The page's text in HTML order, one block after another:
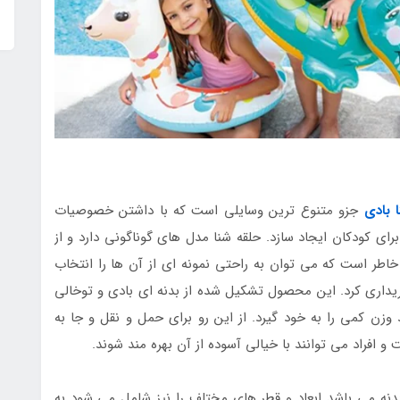
بادی جزو متنوع ترین وسایلی است که با داشتن خصوصیات
کودکان ایجاد سازد. حلقه شنا مدل های گوناگونی دارد و از
است که می توان به راحتی نمونه ای از آن ها را انتخاب
کرد. این محصول تشکیل شده از بدنه ای بادی و توخالی
وزن کمی را به خود گیرد. از این رو برای حمل و نقل و جا به
می توانند با خیالی آسوده از آن بهره مند شوند.